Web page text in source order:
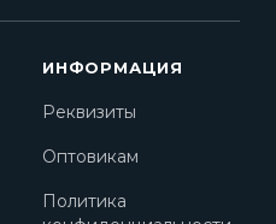
ИНФОРМАЦИЯ
Реквизиты
Оптовикам
Политика